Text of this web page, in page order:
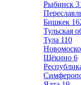
Рыбинск
Бишкек
Тульская
Тула 110
Щёкино 6